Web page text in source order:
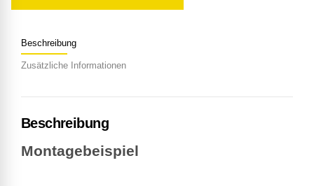
Beschreibung
Zusätzliche Informationen
Beschreibung
Montagebeispiel